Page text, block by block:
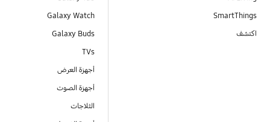
SmartThings
اكتشف
Galaxy Watch
Galaxy Buds
TVs
أجهزة العرض
أجهزة الصوت
الثلاجات